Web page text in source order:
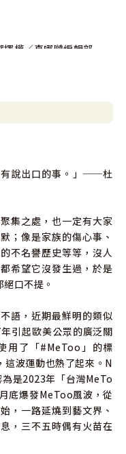
權／真哪噠編輯部
自我發現與陪伴之旅／
比說什麼來得更有力量
騷與霸凌之間不可忽視
文化？
黃葳威
制措施
說出口的事。」──杜
之處，也一定有大家
；像是家族的傷心事、
不名譽歷史等等，沒人
希望它沒發生過，於是
口不提。
，近期最鮮明的類似
引起歐美公眾的廣泛關
用了「#MeToo」的標
這波運動也熱了起來。N
是2023年「台灣MeTo
底爆發MeToo風波，從
，一路延燒到藝文界、
，三不五時偶有火苗在